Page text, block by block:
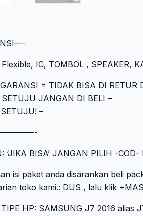
IC, TOMBOL , SPEAKER,
= TIDAK BISA DI RETUR
JANGAN DI BELI –
–
‘JIKA BISA’ JANGAN PILIH -
isi paket anda disarankan beli
toko kami.: DUS , lalu klik
HP: SAMSUNG J7 2016 alias